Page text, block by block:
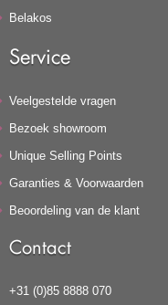
Belakos
Service
Veelgestelde vragen
Bezoek showroom
Unique Selling Points
Garanties & Voorwaarden
Beoordeling van de klant
Contact
+31 (0)85 8888 070